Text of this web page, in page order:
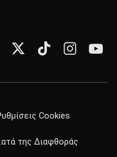
Cookies
της Διαφθοράς